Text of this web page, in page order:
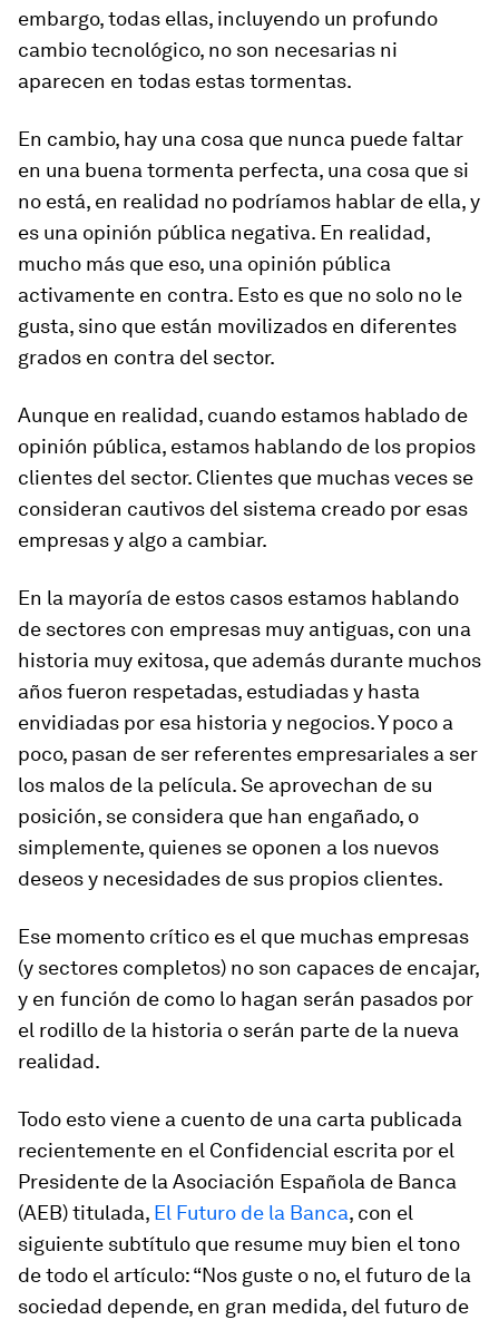
embargo, todas ellas, incluyendo un profundo
cambio tecnológico, no son necesarias ni
aparecen en todas estas tormentas.
En cambio, hay una cosa que nunca puede faltar
en una buena tormenta perfecta, una cosa que si
no está, en realidad no podríamos hablar de ella, y
es una opinión pública negativa. En realidad,
mucho más que eso, una opinión pública
activamente en contra. Esto es que no solo no le
gusta, sino que están movilizados en diferentes
grados en contra del sector.
Aunque en realidad, cuando estamos hablado de
opinión pública, estamos hablando de los propios
clientes del sector. Clientes que muchas veces se
consideran cautivos del sistema creado por esas
empresas y algo a cambiar.
En la mayoría de estos casos estamos hablando
de sectores con empresas muy antiguas, con una
historia muy exitosa, que además durante muchos
años fueron respetadas, estudiadas y hasta
envidiadas por esa historia y negocios. Y poco a
poco, pasan de ser referentes empresariales a ser
los malos de la película. Se aprovechan de su
posición, se considera que han engañado, o
simplemente, quienes se oponen a los nuevos
deseos y necesidades de sus propios clientes.
Ese momento crítico es el que muchas empresas
(y sectores completos) no son capaces de encajar,
y en función de como lo hagan serán pasados por
el rodillo de la historia o serán parte de la nueva
realidad.
Todo esto viene a cuento de una carta publicada
recientemente en el Confidencial escrita por el
Presidente de la Asociación Española de Banca
(AEB) titulada, El Futuro de la Banca, con el
siguiente subtítulo que resume muy bien el tono
de todo el artículo: “Nos guste o no, el futuro de la
sociedad depende, en gran medida, del futuro de